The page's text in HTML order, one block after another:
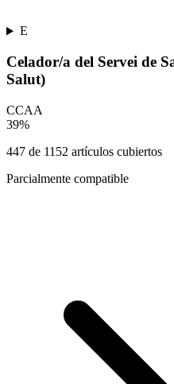
E
Celador/a del Servei de
Salut)
CCAA
39%
447 de 1152 artículos cubiertos
Parcialmente compatible